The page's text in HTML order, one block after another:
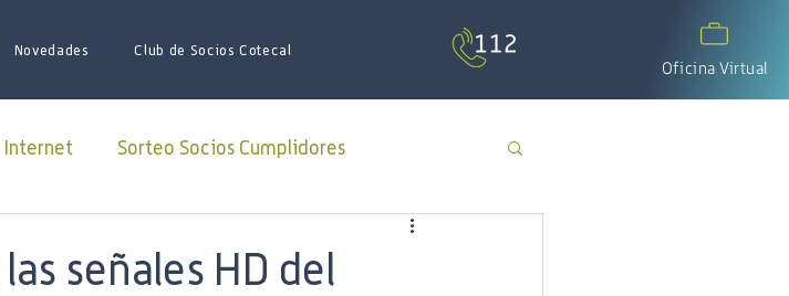
Novedades Club de Socios Cotecal
Oficina Virtual
Internet Sorteo Socios Cumplidores
señales HD del